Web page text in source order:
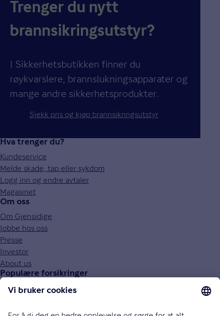
Trenger du nytt
brannsikringsutstyr?
I Sikkerhetsbutikken finner du
røykvarslere, brannslukningsapparater og
mange andre sikkerhetsprodukter.
Sjekk pris og kjøp brannsikringsutstyr
Hva trenger du?
Kundeservice
Melde skade, tap eller sykdom
Logg inn og endre avtaler
Magasinet
Om oss
Om Gjensidige
Jobbe hos oss
Presse
Investor
About us
Populære forsikringer
Bilforsikring
Innboforsikring